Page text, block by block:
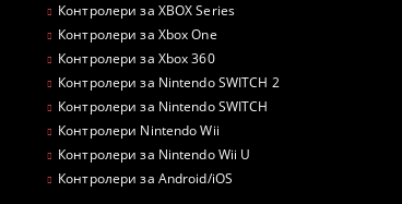
Контролери за XBOX Series
Контролери за Xbox One
Контролери за Xbox 360
Контролери за Nintendo SWITCH 2
Контролери за Nintendo SWITCH
Контролери Nintendo Wii
Контролери за Nintendo Wii U
Контролери за Android/iOS